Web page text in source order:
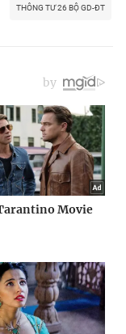
THÔNG TƯ 26 BỘ GD-ĐT